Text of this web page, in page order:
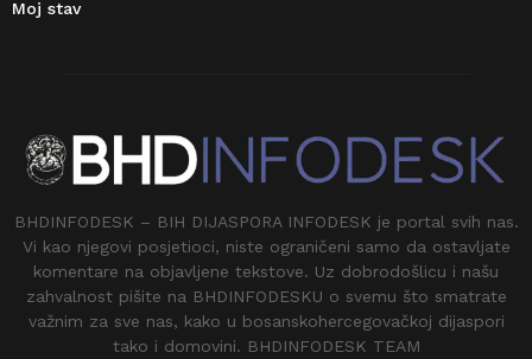
Moj stav
BHDINFODESK – BIH DIJASPORA INFODESK je portal svih nas.
Vi kao njegovi posjetioci, niste ograničeni samo da ostavljate
komentare na objavljene tekstove. Uz dobrodošlicu i našu
zahvalnost pišite na BHDINFODESKU o svemu što smatrate
važnim za sve nas, kako u bosanskohercegovačkoj dijaspori
tako i domovini. BHDINFODESK TEAM